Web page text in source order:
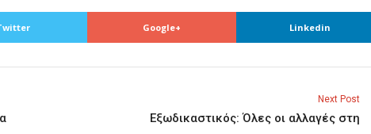
Google+ Linkedin
Next Post
Εξωδικαστικός: Όλες οι αλλαγές στη